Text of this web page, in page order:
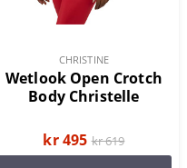
CHRISTINE
Wetlook Open Crotch
Body Christelle
kr 495 kr 619